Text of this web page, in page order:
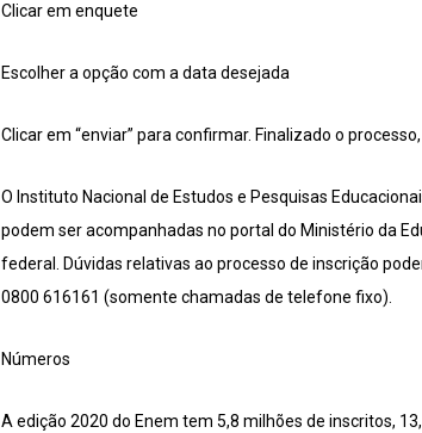
Clicar em enquete
Escolher a opção com a data desejada
Clicar em “enviar” para confirmar. Finalizado o
O Instituto Nacional de Estudos e Pesquisas
podem ser acompanhadas no portal do Ministério da
federal. Dúvidas relativas ao processo de inscrição
0800 616161 (somente chamadas de telefone fixo).
Números
A edição 2020 do Enem tem 5,8 milhões de inscritos,